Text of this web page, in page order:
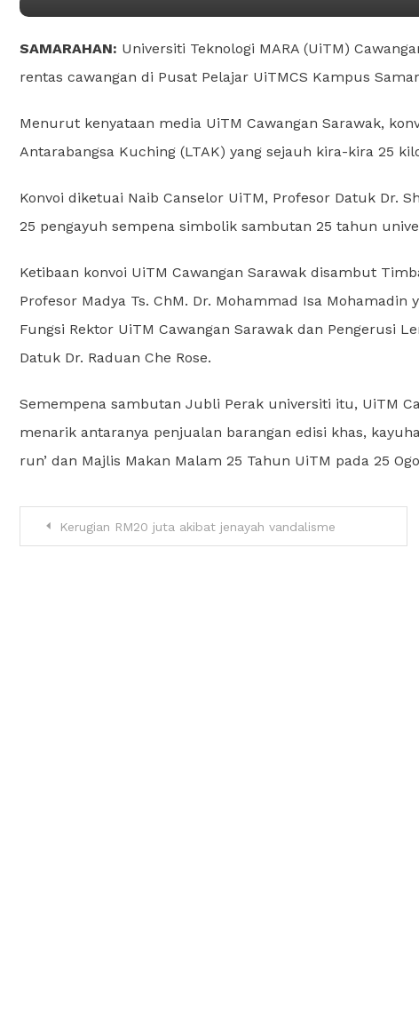
SAMARAHAN: Universiti Teknologi MARA (UiTM)
rentas cawangan di Pusat Pelajar UiTMCS Kampus
Menurut kenyataan media UiTM Cawangan Sarawak,
Antarabangsa Kuching (LTAK) yang sejauh kira-kira 25
Konvoi diketuai Naib Canselor UiTM, Profesor Datuk Dr.
25 pengayuh sempena simbolik sambutan 25 tahun
Ketibaan konvoi UiTM Cawangan Sarawak disambut
Profesor Madya Ts. ChM. Dr. Mohammad Isa Mohamadin
Fungsi Rektor UiTM Cawangan Sarawak dan Pengerusi
Datuk Dr. Raduan Che Rose.
Semempena sambutan Jubli Perak universiti itu, UiTM
menarik antaranya penjualan barangan edisi khas,
run’ dan Majlis Makan Malam 25 Tahun UiTM pada 25
Kerugian RM20 juta akibat jenayah vandalisme